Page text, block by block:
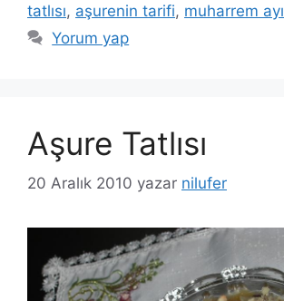
tatlısı, aşurenin tarifi, muharrem ayı
Yorum yap
Aşure Tatlısı
20 Aralık 2010 yazar nilufer